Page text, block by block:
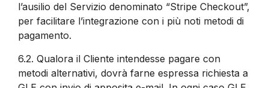
l’ausilio del Servizio denominato “Stripe Checkout”,
per facilitare l’integrazione con i più noti metodi di
pagamento.
6.2. Qualora il Cliente intendesse pagare con
metodi alternativi, dovrà farne espressa richiesta a